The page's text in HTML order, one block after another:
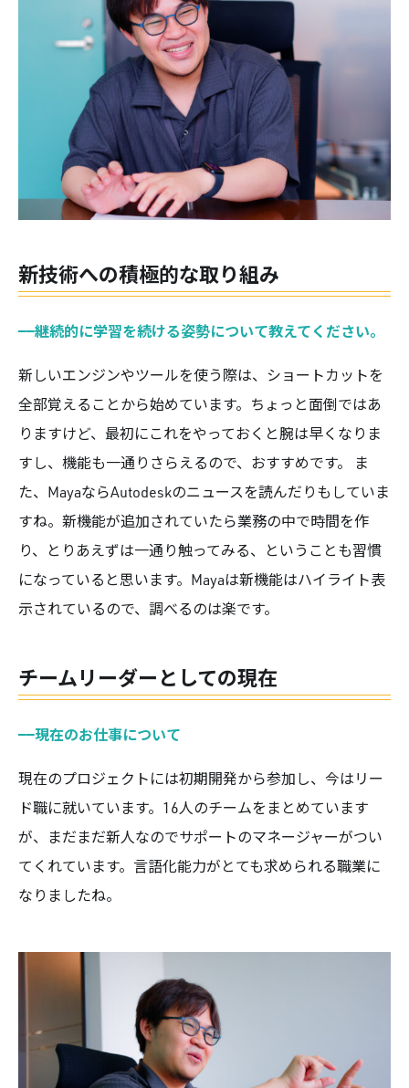
新技術への積極的な取り組み
——継続的に学習を続ける姿勢について教えてください。
新しいエンジンやツールを使う際は、ショートカットを
全部覚えることから始めています。ちょっと面倒ではあ
りますけど、最初にこれをやっておくと腕は早くなりま
すし、機能も一通りさらえるので、おすすめです。 ま
た、MayaならAutodeskのニュースを読んだりもしていま
すね。新機能が追加されていたら業務の中で時間を作
り、とりあえずは一通り触ってみる、ということも習慣
になっていると思います。Mayaは新機能はハイライト表
示されているので、調べるのは楽です。
チームリーダーとしての現在
——現在のお仕事について
現在のプロジェクトには初期開発から参加し、今はリー
ド職に就いています。16人のチームをまとめています
が、まだまだ新人なのでサポートのマネージャーがつい
てくれています。言語化能力がとても求められる職業に
なりましたね。